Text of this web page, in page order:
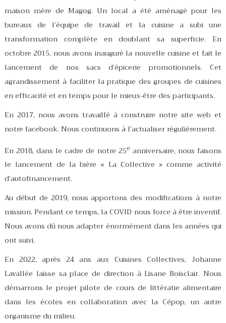
maison mère de Magog. Un local a été aménagé pour les
bureaux de l’équipe de travail et la cuisine a subi une
transformation complète en doublant sa superficie. En
octobre 2015, nous avons inauguré la nouvelle cuisine et fait le
lancement de nos sacs d’épicerie promotionnels. Cet
agrandissement à faciliter la pratique des groupes de cuisines
en efficacité et en temps pour le mieux-être des participants.
En 2017, nous avons travaillé à construire notre site web et
notre facebook. Nous continuons à l’actualiser régulièrement.
En 2018, dans le cadre de notre 25eanniversaire, nous faisons
le lancement de la bière « La Collective » comme activité
d’autofinancement.
Au début de 2019, nous apportons des modifications à notre
mission. Pendant ce temps, la COVID nous force à être inventif.
Nous avons dû nous adapter énormément dans les années qui
ont suivi.
En 2022, après 24 ans aux Cuisines Collectives, Johanne
Lavallée laisse sa place de direction à Lisane Boisclair. Nous
démarrons le projet pilote de cours de littératie alimentaire
dans les écoles en collaboration avec la Cépop, un autre
organisme du milieu.